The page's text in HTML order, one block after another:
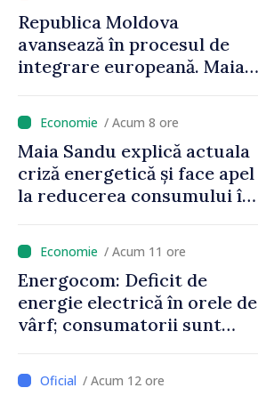
Republica Moldova
avansează în procesul de
integrare europeană. Maia
niciun stat”
/ Acum 8 ore
Maia Sandu explică actuala
criză energetică și face apel
la reducerea consumului în
putem menține prețurile la
un nivel mai mic”
/ Acum 11 ore
Energocom: Deficit de
energie electrică în orele de
vârf; consumatorii sunt
/ Acum 12 ore